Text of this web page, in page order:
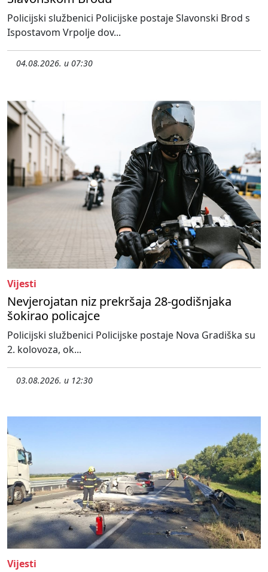
Policijski službenici Policijske postaje Slavonski Brod s
Ispostavom Vrpolje dov...
04.08.2026. u 07:30
Vijesti
Nevjerojatan niz prekršaja 28-godišnjaka
šokirao policajce
Policijski službenici Policijske postaje Nova Gradiška su
2. kolovoza, ok...
03.08.2026. u 12:30
Vijesti